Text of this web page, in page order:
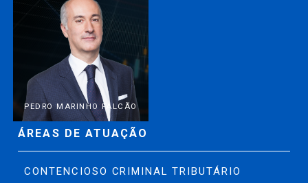
PEDRO MARINHO FALCÃO
ÁREAS DE ATUAÇÃO
CONTENCIOSO CRIMINAL TRIBUTÁRIO